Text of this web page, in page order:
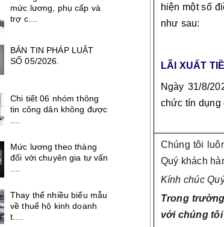
hiện một số
như sau:
LÃI XUẤT
Ngày 31/8/
chức tín dụng
Chúng tôi
Quý khách
Kính chúc
Trong
với chúng
mức lương, phụ cấp và
trợ c....
BẢN TIN PHÁP LUẬT
SỐ 05/2026.
Chi tiết 06 nhóm thông
tin công dân không được
Mức lương theo tháng
đối với chuyên gia tư vấn
Thay thế nhiều biểu mẫu
về thuế hộ kinh doanh
t....